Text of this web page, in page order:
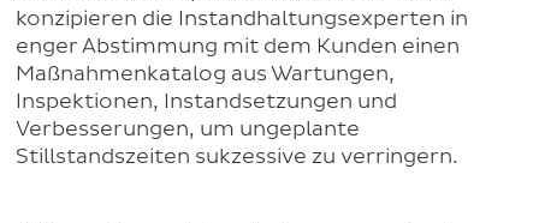
konzipieren die Instandhaltungsexperten in
enger Abstimmung mit dem Kunden einen
Maßnahmenkatalog aus Wartungen,
Inspektionen, Instandsetzungen und
Verbesserungen, um ungeplante
Stillstandszeiten sukzessive zu verringern.